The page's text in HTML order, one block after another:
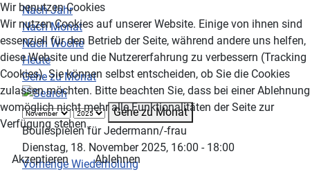
Nach Jahr
Nach Monat
Nach Woche
Heute
Gehe zu Monat
Gehe zu Monat
Boulespielen für Jedermann/-frau
Dienstag, 18. November 2025, 16:00 - 18:00
Vorherige Wiederholung
Wir benutzen Cookies
Wir nutzen Cookies auf unserer Website. Einige von ihnen sind
essenziell für den Betrieb der Seite, während andere uns helfen,
diese Website und die Nutzererfahrung zu verbessern (Tracking
Cookies). Sie können selbst entscheiden, ob Sie die Cookies
zulassen möchten. Bitte beachten Sie, dass bei einer Ablehnung
womöglich nicht mehr alle Funktionalitäten der Seite zur
Verfügung stehen.
Akzeptieren
Ablehnen